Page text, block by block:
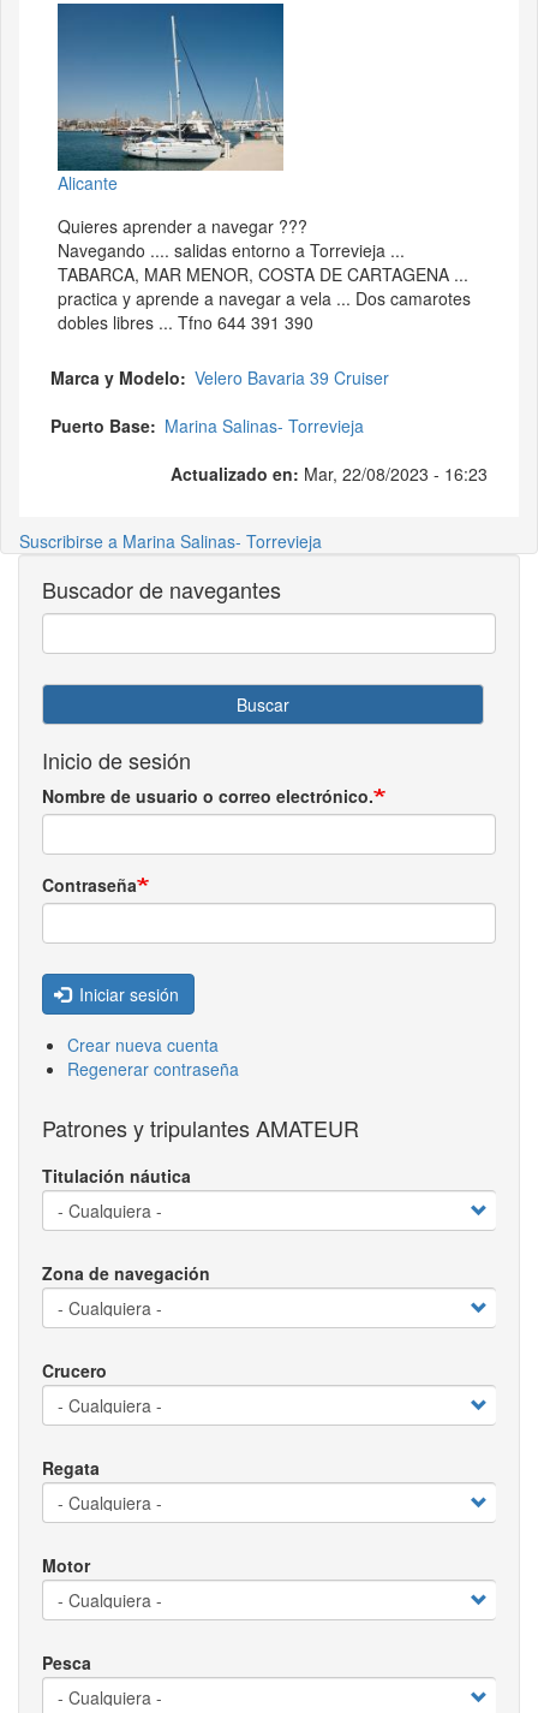
Alicante
Quieres aprender a navegar ???
Navegando .... salidas entorno a Torrevieja ...
TABARCA, MAR MENOR, COSTA DE CARTAGENA ...
practica y aprende a navegar a vela ... Dos camarotes
dobles libres ... Tfno 644 391 390
Marca y Modelo
Velero Bavaria 39 Cruiser
Puerto Base
Marina Salinas- Torrevieja
Actualizado en: Mar, 22/08/2023 - 16:23
Suscribirse a Marina Salinas- Torrevieja
Buscador de navegantes
Buscar
Inicio de sesión
Nombre de usuario o correo electrónico.
Contraseña
Iniciar sesión
Crear nueva cuenta
Regenerar contraseña
Patrones y tripulantes AMATEUR
Titulación náutica
Zona de navegación
Crucero
Regata
Motor
Pesca